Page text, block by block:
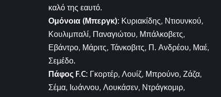
καλό της εαυτό.
Ομόνοια (Μπεργκ): Κυριακίδης, Ντιουνκού,
Κουλιμπαλί, Παναγιώτου, Μπάλκοβετς,
Εβάντρο, Μάριτς, Τάνκοβιτς, Π. Ανδρέου, Μαέ,
Σεμέδο.
Πάφος F.C: Γκορτέρ, Λουίζ, Μπρούνο, Ζάζα,
Σέμα, Ιωάννου, Λουκάσεν, Ντράγκομιρ,